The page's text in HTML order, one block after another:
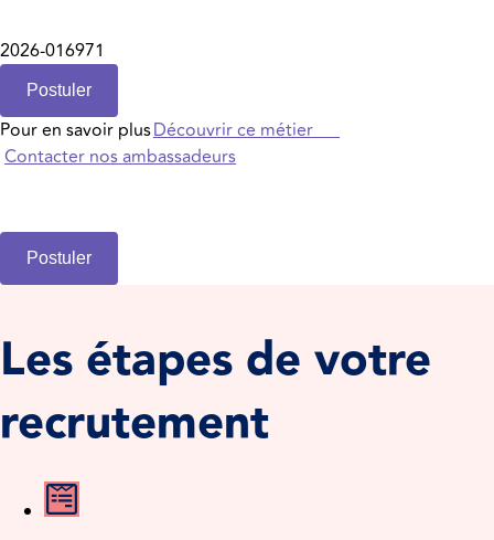
2026-016971
Postuler
Pour en savoir plusDécouvrir ce métier
Contacter nos ambassadeurs
Postuler
Les étapes de votre
recrutement